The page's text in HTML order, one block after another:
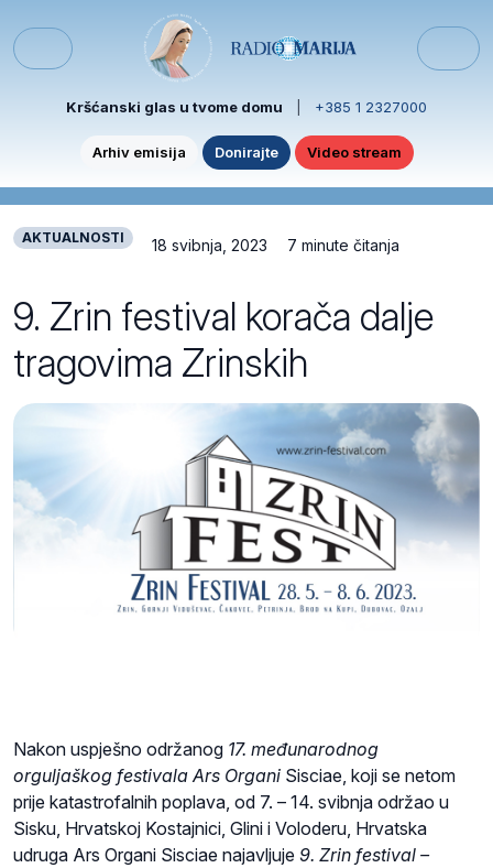
Menu
Kršćanski glas u tvome domu +385 1 2327000
Arhiv emisija Donirajte Video stream
AKTUALNOSTI 18 svibnja, 2023 7 minute čitanja
9. Zrin festival korača dalje
tragovima Zrinskih
Nakon uspješno održanog 17. međunarodnog
orguljaškog festivala Ars Organi Sisciae, koji se netom
prije katastrofalnih poplava, od 7. – 14. svibnja održao u
Sisku, Hrvatskoj Kostajnici, Glini i Voloderu, Hrvatska
udruga Ars Organi Sisciae najavljuje 9. Zrin festival –